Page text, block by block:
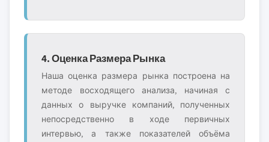
4. Оценка Размера Рынка
Наша оценка размера рынка построена на
методе восходящего анализа, начиная с
данных о выручке компаний, полученных
непосредственно в ходе первичных
интервью, а также показателей объёма